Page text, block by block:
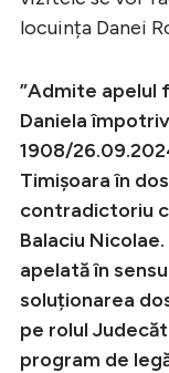
locuința Danei
”Admite apelul
Daniela
1908/
Timișoara în
contradictoriu
Balaciu
apelată în
soluționarea
pe rolul
program de